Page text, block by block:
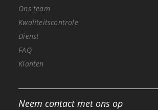
Ons team
Kwaliteitscontrole
Dienst
FAQ
Klanten
Neem contact met ons op